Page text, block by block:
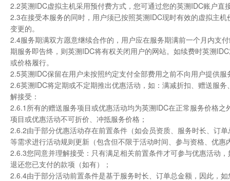
2.2英溯IDC虚拟主机采用预付费方式，您可通过您的英溯IDC账户
2.3在接受本服务的同时，用户须已按照英溯IDC现时有效的虚拟主
变更的。
2.4服务期满双方愿意继续合作的，用户应在服务期满前一个月内支
期服务即告终，则英溯IDC将有权关闭用户的网站。如续费时英溯
或价格履行。
2.5英溯IDC保留在用户未按照约定支付全部费用之前不向用户提供
2.6英溯IDC将定期或不定期推出优惠活动，如：满减折扣、赠送服
解接受：
2.6.1所有的赠送服务项目或优惠活动均为英溯IDC在正常服务价格
项目或优惠活动不可折价、冲抵服务价格；
2.6.2由于部分优惠活动存在前置条件（如会员资质、服务时长、订
等需求进行活动规则更新（包含但不限于活动时间、参与资格、优
2.6.3您同意并理解接受：只有满足相关前置条件才可参与优惠活动
退还您已支付的款项（如有）；
2.6.4由于部分活动前置条件是基于服务时长、订单总金额，因此，